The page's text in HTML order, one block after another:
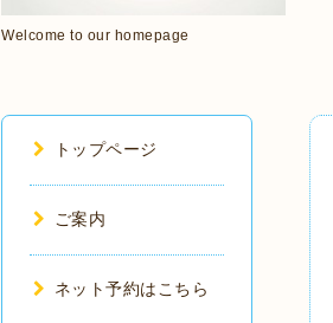
Welcome to our homepage
トップページ
ご案内
ネット予約はこちら